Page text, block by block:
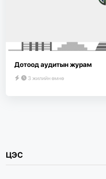
Дотоод аудитын журам
3 жилийн өмнө
ЦЭС